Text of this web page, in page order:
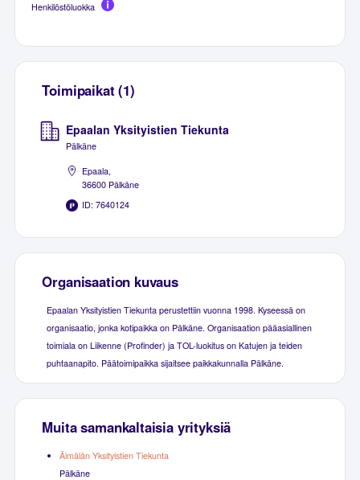
Henkilöstöluokka
Toimipaikat (1)
Epaalan Yksityistien Tiekunta
Pälkäne
Epaala,
36600 Pälkäne
ID: 7640124
Organisaation kuvaus
Epaalan Yksityistien Tiekunta perustettiin vuonna 1998. Kyseessä on
organisaatio, jonka kotipaikka on Pälkäne. Organisaation pääasiallinen
toimiala on Liikenne (Profinder) ja TOL-luokitus on Katujen ja teiden
puhtaanapito. Päätoimipaikka sijaitsee paikkakunnalla Pälkäne.
Muita samankaltaisia yrityksiä
Äimälän Yksityistien Tiekunta
Pälkäne